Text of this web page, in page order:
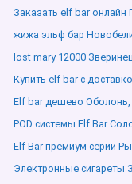
Заказать elf bar
жижа эльф бар
lost mary 12000
Купить elf bar с
Elf bar дешево Оболонь,
POD системы Elf Bar
Elf Bar премиум серии
Электронные сигареты